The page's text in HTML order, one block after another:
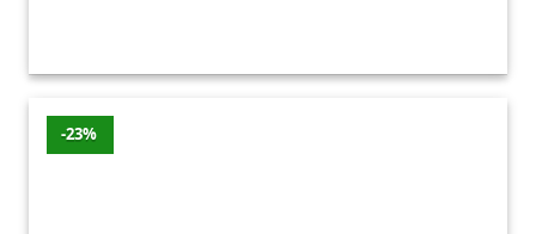
-23%